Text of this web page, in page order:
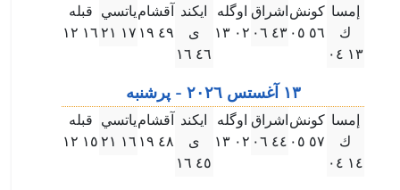
إمسا
ك
۱۳ ۰٤
كونش
٥٦ ۰٥
اشراق
٤۳ ۰٦
اوگله
۰۲ ۱۳
ايكند
ى
٤٦ ۱٦
آقشام
٤٩ ۱٩
ياتسي
۱٧ ۲۱
قبله
۱٦ ۱۲
۱۳ آغستس ۲۰۲٦ - پرشنبه
إمسا
ك
۱٤ ۰٤
كونش
٥٧ ۰٥
اشراق
٤٤ ۰٦
اوگله
۰۲ ۱۳
ايكند
ى
٤٥ ۱٦
آقشام
٤٨ ۱٩
ياتسي
۱٦ ۲۱
قبله
۱٥ ۱۲